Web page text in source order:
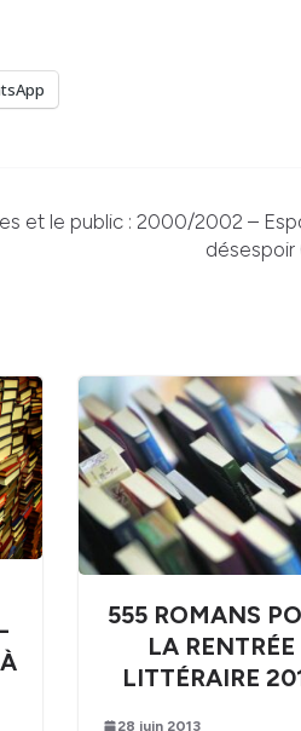
et le public : 2000/2002 –
désespoir
555 ROMANS
LA RENTRÉE
LITTÉRAIRE
28 juin 2013